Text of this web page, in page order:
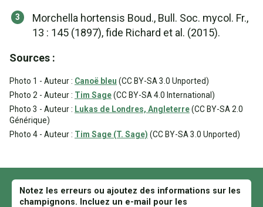
Morchella hortensis Boud., Bull. Soc. mycol. Fr.,
13 : 145 (1897), fide Richard et al. (2015).
Sources :
Photo 1 - Auteur : Canoë bleu (CC BY-SA 3.0 Unported)
Photo 2 - Auteur : Tim Sage(CC BY-SA 4.0 International)
Photo 3 - Auteur : Lukas de Londres, Angleterre(CC BY-SA 2.0
Générique)
Photo 4 - Auteur : Tim Sage (T. Sage) (CC BY-SA 3.0 Unported)